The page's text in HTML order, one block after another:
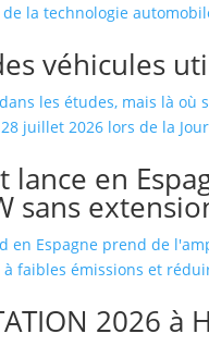
la technologie
véhicules
les études, mais là
juillet 2026 lors de la
en
sans
Espagne prend de
faibles émissions et
2026 à